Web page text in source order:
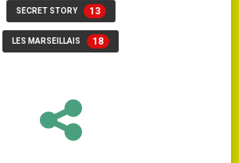
SECRET STORY 13
LES MARSEILLAIS 18